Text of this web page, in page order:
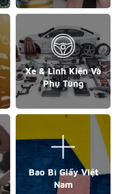
Xe & Linh Kiện Và
Phụ Tùng
Bao Bì Giấy Việt
Nam